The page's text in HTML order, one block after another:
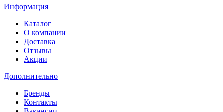
Информация
Каталог
О компании
Доставка
Отзывы
Акции
Дополнительно
Бренды
Контакты